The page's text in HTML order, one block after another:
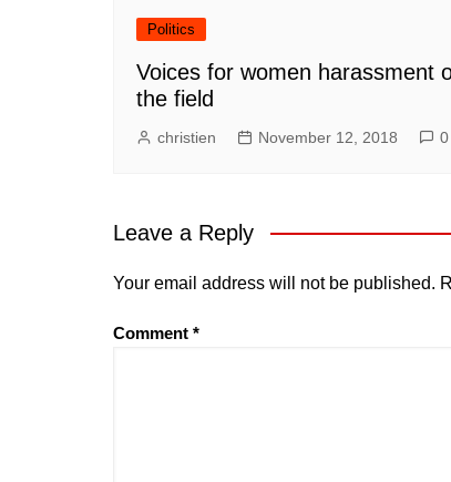
Politics
Voices for women harassment
the field
christien November 12, 2018 0
Leave a Reply
Your email address will not be published.
Comment *